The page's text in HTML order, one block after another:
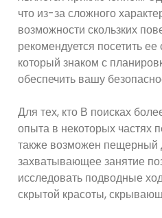
что из-за сложного
возможности скользких
рекомендуется посетить
который знаком с
обеспечить вашу
Для тех, кто В поисках
опыта в некоторых частях
также возможен пещерный
захватывающее занятие
исследовать подводные
скрытой красоты,